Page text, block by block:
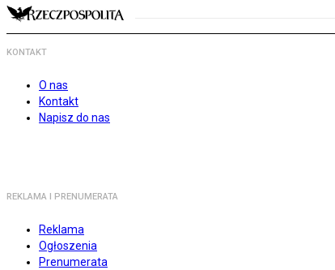
KONTAKT
O nas
Kontakt
Napisz do nas
REKLAMA I PRENUMERATA
Reklama
Ogłoszenia
Prenumerata